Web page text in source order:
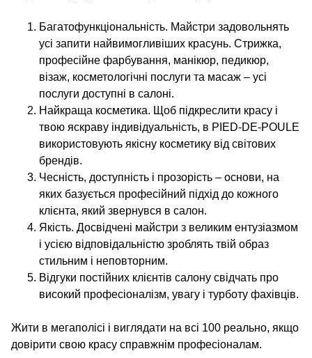
Багатофункціональність. Майстри задовольнять
усі запити найвимогливіших красунь. Стрижка,
професійне фарбування, манікюр, педикюр,
візаж, косметологічні послуги та масаж – усі
послуги доступні в салоні.
Найкраща косметика. Щоб підкреслити красу і
твою яскраву індивідуальність, в PIED-DE-POULE
використовують якісну косметику від світових
брендів.
Чесність, доступність і прозорість – основи, на
яких базується професійний підхід до кожного
клієнта, який звернувся в салон.
Якість. Досвідчені майстри з великим ентузіазмом
і усією відповідальністю зроблять твій образ
стильним і неповторним.
Відгуки постійних клієнтів салону свідчать про
високий професіоналізм, увагу і турботу фахівців.
Жити в мегаполісі і виглядати на всі 100 реально, якщо
довірити свою красу справжнім професіоналам.